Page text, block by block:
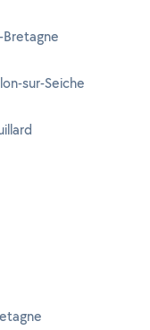
sur-Seiche